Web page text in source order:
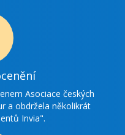
Asociace českých
a obdržela několikrát
Invia".